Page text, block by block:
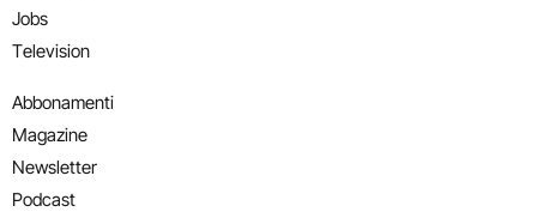
Jobs
Television
Abbonamenti
Magazine
Newsletter
Podcast